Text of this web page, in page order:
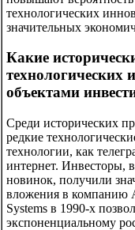
технологических
значительных
Какие
технологических
объектами
Среди исторических
редкие
технологии, как
интернет. Инвесторы,
новинок, получили
вложения в компанию
Systems в 1990-х
экспоненциальному